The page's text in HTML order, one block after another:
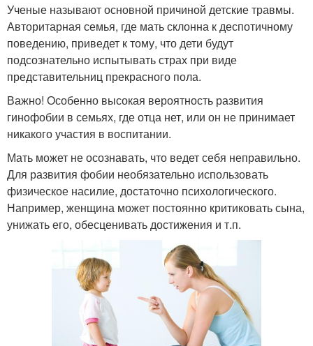
Ученые называют основной причиной детские травмы.
Авторитарная семья, где мать склонна к деспотичному
поведению, приведет к тому, что дети будут
подсознательно испытывать страх при виде
представительниц прекрасного пола.
Важно! Особенно высокая вероятность развития
гинофобии в семьях, где отца нет, или он не принимает
никакого участия в воспитании.
Мать может не осознавать, что ведет себя неправильно.
Для развития фобии необязательно использовать
физическое насилие, достаточно психологического.
Например, женщина может постоянно критиковать сына,
унижать его, обесценивать достижения и т.п.